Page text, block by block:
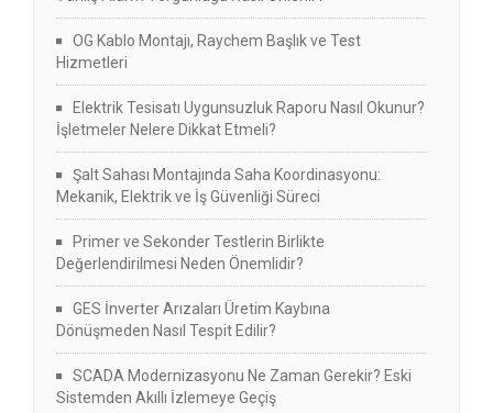
OG Kablo Montajı, Raychem Başlık ve Test
Hizmetleri
Elektrik Tesisatı Uygunsuzluk Raporu Nasıl Okunur?
İşletmeler Nelere Dikkat Etmeli?
Şalt Sahası Montajında Saha Koordinasyonu:
Mekanik, Elektrik ve İş Güvenliği Süreci
Primer ve Sekonder Testlerin Birlikte
Değerlendirilmesi Neden Önemlidir?
GES İnverter Arızaları Üretim Kaybına
Dönüşmeden Nasıl Tespit Edilir?
SCADA Modernizasyonu Ne Zaman Gerekir? Eski
Sistemden Akıllı İzlemeye Geçiş